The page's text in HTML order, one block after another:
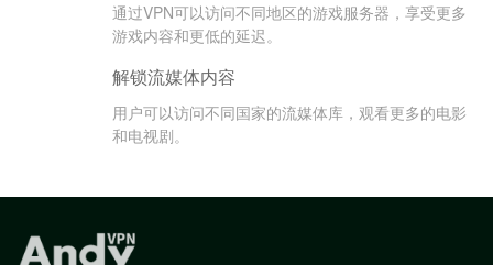
通过VPN可以访问不同地区的游戏服务器，享受更多
游戏内容和更低的延迟。
解锁流媒体内容
用户可以访问不同国家的流媒体库，观看更多的电影
和电视剧。